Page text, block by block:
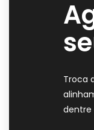
Troca
dentre